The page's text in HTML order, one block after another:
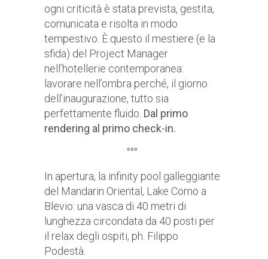
ogni criticità è stata prevista, gestita,
comunicata e risolta in modo
tempestivo. È questo il mestiere (e la
sfida) del Project Manager
nell’hotellerie contemporanea:
lavorare nell’ombra perché, il giorno
dell’inaugurazione, tutto sia
perfettamente fluido. Dal primo
rendering al primo check-in.
°°°
In apertura, la infinity pool galleggiante
del Mandarin Oriental, Lake Como a
Blevio: una vasca di 40 metri di
lunghezza circondata da 40 posti per
il relax degli ospiti, ph. Filippo
Podestà.